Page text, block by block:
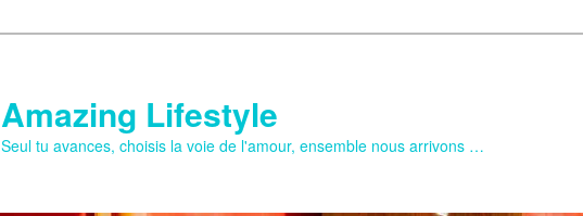
Amazing Lifestyle
Seul tu avances, choisis la voie de l'amour, ensemble nous arrivons …